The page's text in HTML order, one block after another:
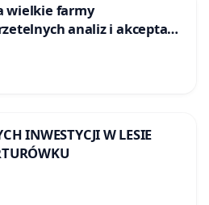
wielkie farmy
analiz i akceptacji
INWESTYCJI W LESIE